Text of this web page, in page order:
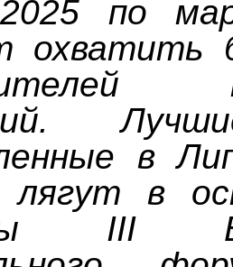
по
охватить
в
лягут в
III